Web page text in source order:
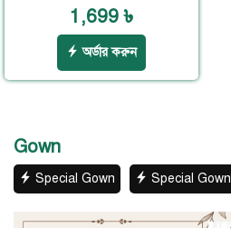
1,699 ৳
অর্ডার করুন
Gown
Special Gown Special Gown